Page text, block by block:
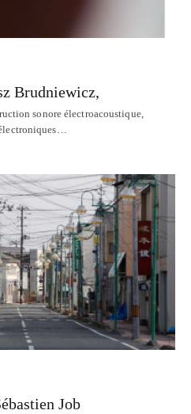
Brudniewicz,
sonore électroacoustique,
Job